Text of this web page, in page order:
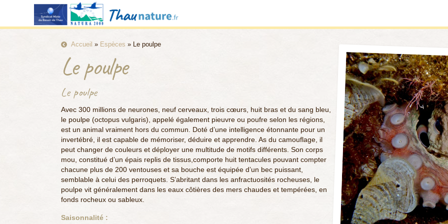
Accueil » Espèces » Le poulpe
Le poulpe
Le poulpe
Avec 300 millions de neurones, neuf cerveaux, trois cœurs, huit bras et du sang bleu,
le poulpe (octopus vulgaris), appelé également pieuvre ou poufre selon les régions,
est un animal vraiment hors du commun. Doté d’une intelligence étonnante pour un
invertébré, il est capable de mémoriser, déduire et apprendre. As du camouflage, il
peut changer de couleurs et déployer une multitude de motifs différents. Son corps
mou, constitué d’un épais replis de tissus,comporte huit tentacules pouvant compter
chacune plus de 200 ventouses et sa bouche est équipée d’un bec puissant,
semblable à celui des perroquets. S’abritant dans les anfractuosités rocheuses, le
poulpe vit généralement dans les eaux côtières des mers chaudes et tempérées, en
fonds rocheux ou sableux.
Saisonnalité :